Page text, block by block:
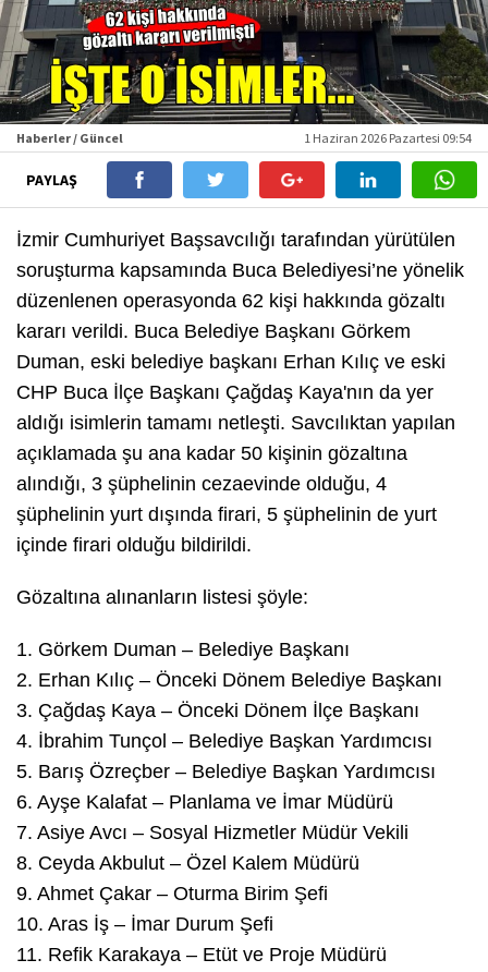
Haberler / Güncel 1 Haziran 2026 Pazartesi 09:54
PAYLAŞ
İzmir Cumhuriyet Başsavcılığı tarafından yürütülen
soruşturma kapsamında Buca Belediyesi’ne yönelik
düzenlenen operasyonda 62 kişi hakkında gözaltı
kararı verildi. Buca Belediye Başkanı Görkem
Duman, eski belediye başkanı Erhan Kılıç ve eski
CHP Buca İlçe Başkanı Çağdaş Kaya'nın da yer
aldığı isimlerin tamamı netleşti. Savcılıktan yapılan
açıklamada şu ana kadar 50 kişinin gözaltına
alındığı, 3 şüphelinin cezaevinde olduğu, 4
şüphelinin yurt dışında firari, 5 şüphelinin de yurt
içinde firari olduğu bildirildi.
Gözaltına alınanların listesi şöyle:
1.⁠ ⁠Görkem Duman – Belediye Başkanı
2.⁠ ⁠Erhan Kılıç – Önceki Dönem Belediye Başkanı
3.⁠ ⁠Çağdaş Kaya – Önceki Dönem İlçe Başkanı
4.⁠ ⁠İbrahim Tunçol – Belediye Başkan Yardımcısı
5.⁠ ⁠Barış Özreçber – Belediye Başkan Yardımcısı
6.⁠ ⁠Ayşe Kalafat – Planlama ve İmar Müdürü
7.⁠ ⁠Asiye Avcı – Sosyal Hizmetler Müdür Vekili
8.⁠ ⁠Ceyda Akbulut – Özel Kalem Müdürü
9.⁠ ⁠Ahmet Çakar – Oturma Birim Şefi
10.⁠ ⁠Aras İş – İmar Durum Şefi
11.⁠ ⁠Refik Karakaya – Etüt ve Proje Müdürü